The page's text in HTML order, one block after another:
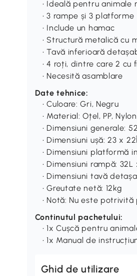
• Ideală pentru animale
• 3 rampe și 3 platforme
• Include un hamac
• Structură metalică cu
• Tavă inferioară
• 4 roți, dintre care 2 cu
• Necesită asamblare
Date tehnice:
• Culoare: Gri, Negru
• Material: Oțel, PP, Nylon
• Dimensiuni generale:
• Dimensiuni ușă: 23 x
• Dimensiuni platformă
• Dimensiuni rampă: 32L
• Dimensiuni tavă
• Greutate netă: 12kg
• Notă: Nu este
Continutul pachetului:
• 1x Cușcă pentru
• 1x Manual de
Ghid de utilizare